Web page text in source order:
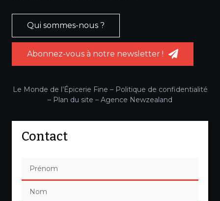
Qui sommes-nous ?
Abonnez-vous à notre newsletter !
Le Monde de l’Épicerie Fine – Politique de confidentialité
– Plan du site – Agence Newzealand
Contact